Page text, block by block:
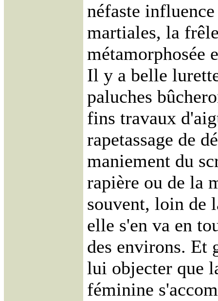
néfaste
martiales, la
métamorphosée
Il y a belle
paluches
fins travaux
rapetassage de
maniement du
rapière ou de la
souvent, loin de
elle s'en va en
des environs. Et
lui objecter que
féminine